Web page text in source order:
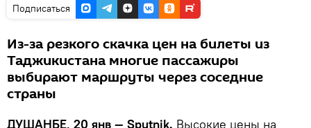
Подписаться
Из-за резкого скачка цен на билеты из
Таджикистана многие пассажиры
выбирают маршруты через соседние
страны
ДУШАНБЕ, 20 янв — Sputnik. Высокие цены на